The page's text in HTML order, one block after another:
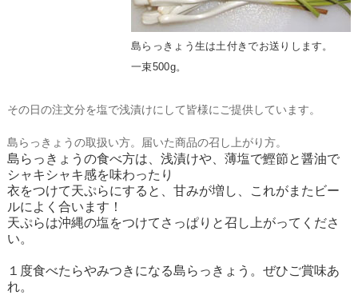
島らっきょう生は土付きでお送りします。
一束500g。
その日の注文分を塩で浅漬けにして皆様にご提供しています。
島らっきょうの取扱い方。届いた商品の召し上がり方。
島らっきょうの食べ方は、浅漬けや、薄塩で鰹節と醤油で
シャキシャキ感を味わったり
衣をつけて天ぷらにすると、甘みが増し、これがまたビー
ルによく合います！
天ぷらは沖縄の塩をつけてさっぱりと召し上がってくださ
い。
１度食べたらやみつきになる島らっきょう。ぜひご賞味あ
れ。